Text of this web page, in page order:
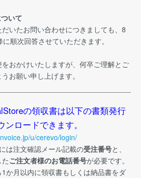
いて
いたお問い合わせにつきましても、8
順次回答させていただきます。
おかけいたしますが、何卒ご理解とご
お願い申し上げます。
の領収書は以下の書類発行
ロードできます。
u/cerevo/login/
は注文確認メール記載の受注番号と、
ご注文者様のお電話番号が必要です。
か月以内に領収書もしくは納品書をダ